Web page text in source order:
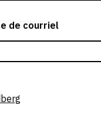
de courriel